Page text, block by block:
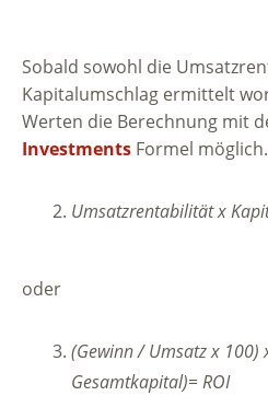
Sobald sowohl die
Kapitalumschlag ermittelt
Werten die Berechnung mit
Investments Formel
Umsatzrentabilität x
oder
(Gewinn / Umsatz x 100)
Gesamtkapital)= ROI